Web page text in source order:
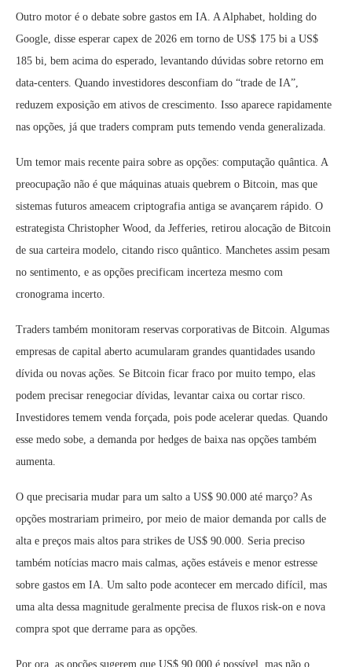
Outro motor é o debate sobre gastos em IA. A Alphabet, holding do
Google, disse esperar capex de 2026 em torno de US$ 175 bi a US$
185 bi, bem acima do esperado, levantando dúvidas sobre retorno em
data-centers. Quando investidores desconfiam do “trade de IA”,
reduzem exposição em ativos de crescimento. Isso aparece rapidamente
nas opções, já que traders compram puts temendo venda generalizada.
Um temor mais recente paira sobre as opções: computação quântica. A
preocupação não é que máquinas atuais quebrem o Bitcoin, mas que
sistemas futuros ameacem criptografia antiga se avançarem rápido. O
estrategista Christopher Wood, da Jefferies, retirou alocação de Bitcoin
de sua carteira modelo, citando risco quântico. Manchetes assim pesam
no sentimento, e as opções precificam incerteza mesmo com
cronograma incerto.
Traders também monitoram reservas corporativas de Bitcoin. Algumas
empresas de capital aberto acumularam grandes quantidades usando
dívida ou novas ações. Se Bitcoin ficar fraco por muito tempo, elas
podem precisar renegociar dívidas, levantar caixa ou cortar risco.
Investidores temem venda forçada, pois pode acelerar quedas. Quando
esse medo sobe, a demanda por hedges de baixa nas opções também
aumenta.
O que precisaria mudar para um salto a US$ 90.000 até março? As
opções mostrariam primeiro, por meio de maior demanda por calls de
alta e preços mais altos para strikes de US$ 90.000. Seria preciso
também notícias macro mais calmas, ações estáveis e menor estresse
sobre gastos em IA. Um salto pode acontecer em mercado difícil, mas
uma alta dessa magnitude geralmente precisa de fluxos risk-on e nova
compra spot que derrame para as opções.
Por ora, as opções sugerem que US$ 90.000 é possível, mas não o